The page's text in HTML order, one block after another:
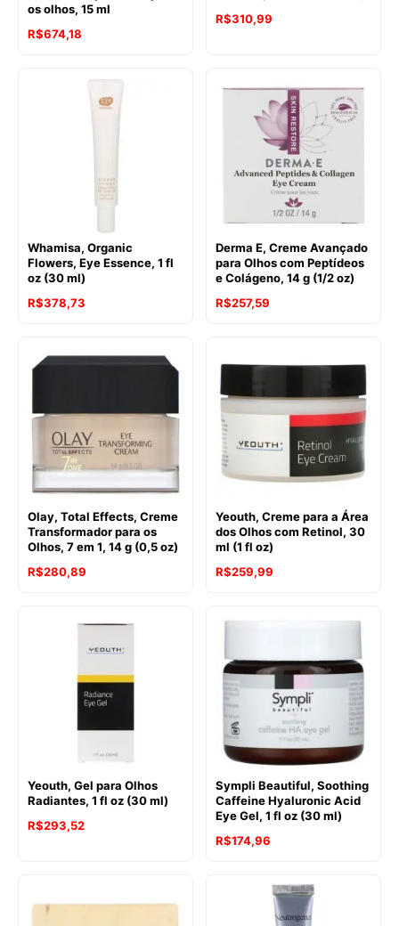
os olhos, 15 ml
R$674,18
R$310,99
Whamisa, Organic
Flowers, Eye Essence, 1 fl
oz (30 ml)
R$378,73
Derma E, Creme Avançado
para Olhos com Peptídeos
e Colágeno, 14 g (1/2 oz)
R$257,59
Olay, Total Effects, Creme
Transformador para os
Olhos, 7 em 1, 14 g (0,5 oz)
R$280,89
Yeouth, Creme para a Área
dos Olhos com Retinol, 30
ml (1 fl oz)
R$259,99
Yeouth, Gel para Olhos
Radiantes, 1 fl oz (30 ml)
R$293,52
Sympli Beautiful, Soothing
Caffeine Hyaluronic Acid
Eye Gel, 1 fl oz (30 ml)
R$174,96